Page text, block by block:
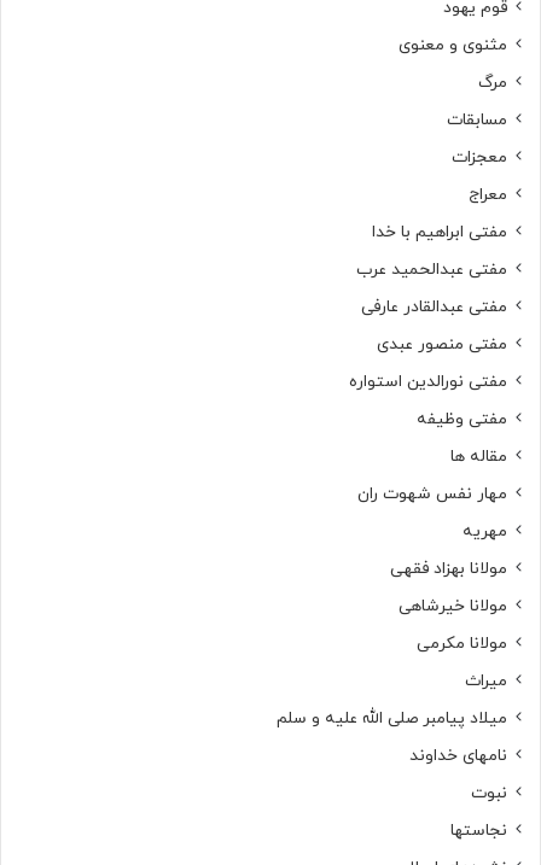
قوم یهود
مثنوی و معنوی
مرگ
مسابقات
معجزات
معراج
مفتی ابراهیم با خدا
مفتی عبدالحمید عرب
مفتی عبدالقادر عارفی
مفتی منصور عبدی
مفتی نورالدین استواره
مفتی وظیفه
مقاله ها
مهار نفس شهوت ران
مهریه
مولانا بهزاد فقهی
مولانا خیرشاهی
مولانا مکرمی
میراث
میلاد پیامبر صلی الله علیه و سلم
نامهای خداوند
نبوت
نجاستها